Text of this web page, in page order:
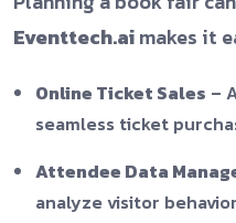
Eventtech.aimakes it
Online Ticket Sales –
seamless ticket
Attendee Data
analyze visitor